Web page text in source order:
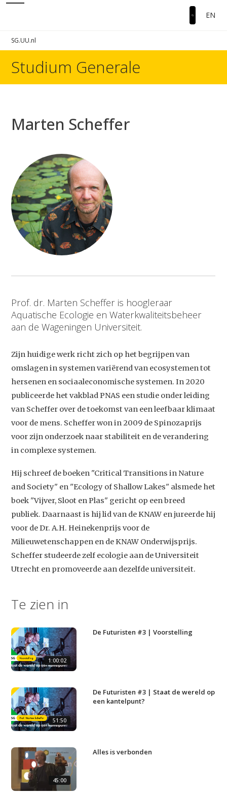
Contact
EN
SG.UU.nl
Studium Generale
Marten Scheffer
Prof. dr. Marten Scheffer is hoogleraar
Aquatische Ecologie en Waterkwaliteitsbeheer
aan de Wageningen Universiteit.
Zijn huidige werk richt zich op het begrijpen van
omslagen in systemen variërend van ecosystemen tot
hersenen en sociaaleconomische systemen. In 2020
publiceerde het vakblad PNAS een studie onder leiding
van Scheffer over de toekomst van een leefbaar klimaat
voor de mens. Scheffer won in 2009 de Spinozaprijs
voor zijn onderzoek naar stabiliteit en de verandering
in complexe systemen.
Hij schreef de boeken "Critical Transitions in Nature
and Society" en "Ecology of Shallow Lakes" alsmede het
boek "Vijver, Sloot en Plas" gericht op een breed
publiek. Daarnaast is hij lid van de KNAW en jureerde hij
voor de Dr. A.H. Heinekenprijs voor de
Milieuwetenschappen en de KNAW Onderwijsprijs.
Scheffer studeerde zelf ecologie aan de Universiteit
Utrecht en promoveerde aan dezelfde universiteit.
Te zien in
1:00:02
De Futuristen #3 | Voorstelling
51:50
De Futuristen #3 | Staat de wereld op
een kantelpunt?
45:00
Alles is verbonden